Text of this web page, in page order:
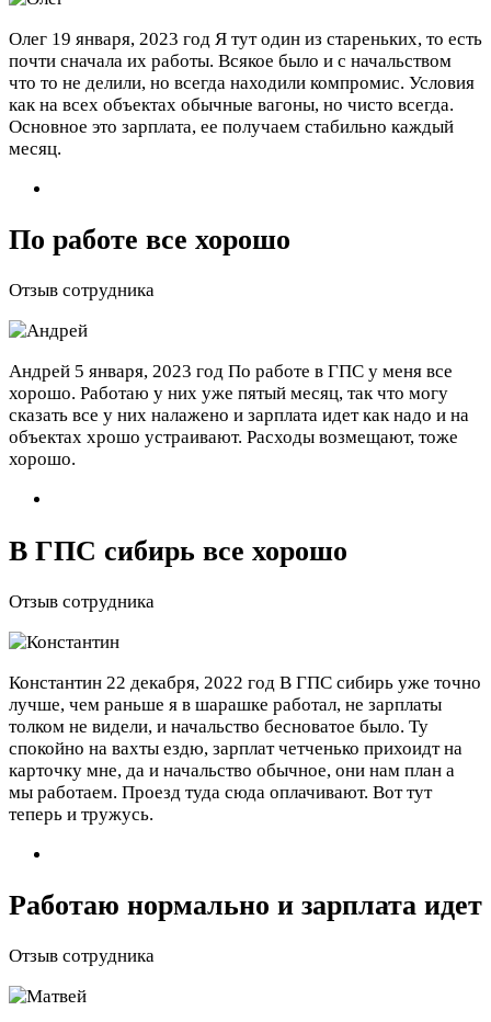
Олег 19 января, 2023 год Я тут один из стареньких, то есть
почти сначала их работы. Всякое было и с начальством
что то не делили, но всегда находили компромис. Условия
как на всех объектах обычные вагоны, но чисто всегда.
Основное это зарплата, ее получаем стабильно каждый
месяц.
По работе все хорошо
Отзыв сотрудника
Андрей 5 января, 2023 год По работе в ГПС у меня все
хорошо. Работаю у них уже пятый месяц, так что могу
сказать все у них налажено и зарплата идет как надо и на
объектах хрошо устраивают. Расходы возмещают, тоже
хорошо.
В ГПС сибирь все хорошо
Отзыв сотрудника
Константин 22 декабря, 2022 год В ГПС сибирь уже точно
лучше, чем раньше я в шарашке работал, не зарплаты
толком не видели, и начальство бесноватое было. Ту
спокойно на вахты ездю, зарплат четченько прихоидт на
карточку мне, да и начальство обычное, они нам план а
мы работаем. Проезд туда сюда оплачивают. Вот тут
теперь и тружусь.
Работаю нормально и зарплата идет
Отзыв сотрудника